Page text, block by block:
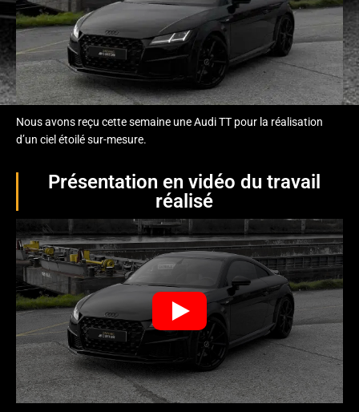
Nous avons reçu cette semaine une Audi TT pour la réalisation
d’un ciel étoilé sur-mesure.
Présentation en vidéo du travail
réalisé